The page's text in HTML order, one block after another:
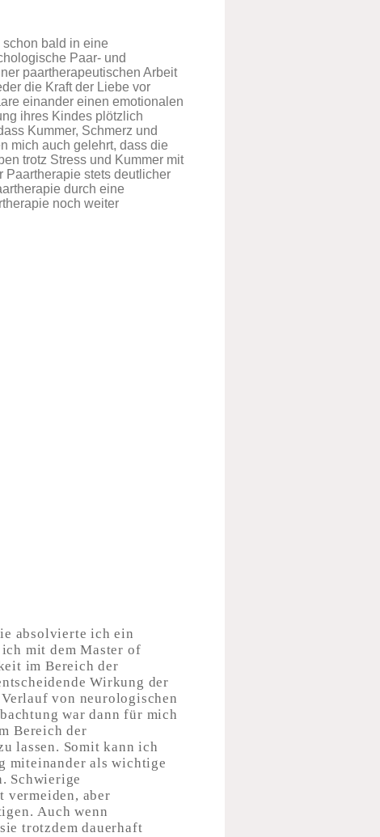
bald in eine
Paar- und
paartherapeutischen Arbeit
die Kraft der Liebe vor
einander einen emotionalen
ihres Kindes plötzlich
Kummer, Schmerz und
mich auch gelehrt, dass die
trotz Stress und Kummer mit
Paartherapie stets deutlicher
durch eine
noch weiter
absolvierte ich ein
mit dem Master of
im Bereich der
Wirkung der
von neurologischen
war dann für mich
Bereich der
lassen. Somit kann ich
miteinander als wichtige
Schwierige
vermeiden, aber
Auch wenn
trotzdem dauerhaft